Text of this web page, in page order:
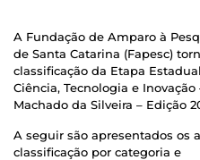
A Fundação de Amparo à
de Santa Catarina (Fapesc)
classificação da Etapa
Ciência, Tecnologia e
Machado da Silveira – Edição
A seguir são apresentados os
classificação por categoria e